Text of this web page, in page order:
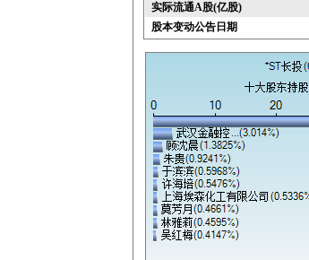
实际流通A股(亿股)
股本变动公告日期